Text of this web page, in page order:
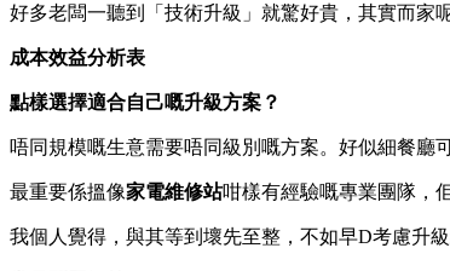
好多老闆一聽到「技術升級」就驚好貴，其實而家
成本效益分析表
點樣選擇適合自己嘅升級方案？
唔同規模嘅生意需要唔同級別嘅方案。好似細餐廳
最重要係搵像家電維修站咁樣有經驗嘅專業團隊，
我個人覺得，與其等到壞先至整，不如早D考慮升